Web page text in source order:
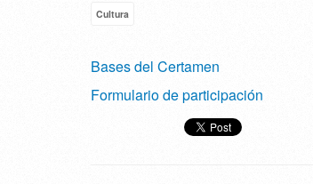
Cultura
Bases del Certamen
Formulario de participación